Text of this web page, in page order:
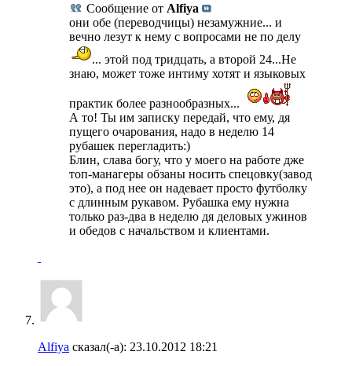
Сообщение от Alfiya
они обе (переводчицы) незамужние... и
вечно лезут к нему с вопросами не по делу
... этой под тридцать, а второй 24...Не
знаю, может тоже интиму хотят и языковых
практик более разнообразных...
А то! Ты им записку передай, что ему, дя
пущего очарования, надо в неделю 14
рубашек перегладить:)
Блин, слава богу, что у моего на работе дже
топ-манагеры обзаны носить спецовку(завод
это), а под нее он надевает просто футболку
с длинным рукавом. Рубашка ему нужна
только раз-два в неделю дя деловых ужинов
и обедов с начальством и клиентами.
Alfiya сказал(-а): 23.10.2012 18:21